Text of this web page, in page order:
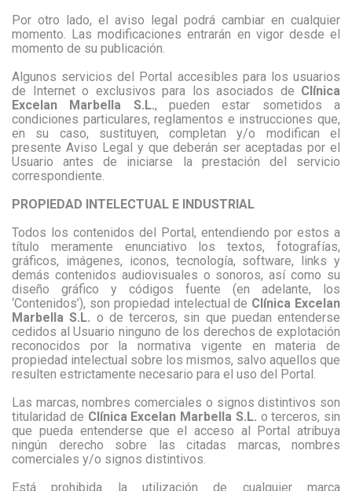
Por otro lado, el aviso legal podrá cambiar en cualquier
momento. Las modificaciones entrarán en vigor desde el
momento de su publicación.
Algunos servicios del Portal accesibles para los usuarios
de Internet o exclusivos para los asociados de Clínica
Excelan Marbella S.L., pueden estar sometidos a
condiciones particulares, reglamentos e instrucciones que,
en su caso, sustituyen, completan y/o modifican el
presente Aviso Legal y que deberán ser aceptadas por el
Usuario antes de iniciarse la prestación del servicio
correspondiente.
PROPIEDAD INTELECTUAL E INDUSTRIAL
Todos los contenidos del Portal, entendiendo por estos a
título meramente enunciativo los textos, fotografías,
gráficos, imágenes, iconos, tecnología, software, links y
demás contenidos audiovisuales o sonoros, así como su
diseño gráfico y códigos fuente (en adelante, los
‘Contenidos’), son propiedad intelectual de Clínica Excelan
Marbella S.L. o de terceros, sin que puedan entenderse
cedidos al Usuario ninguno de los derechos de explotación
reconocidos por la normativa vigente en materia de
propiedad intelectual sobre los mismos, salvo aquellos que
resulten estrictamente necesario para el uso del Portal.
Las marcas, nombres comerciales o signos distintivos son
titularidad de Clínica Excelan Marbella S.L. o terceros, sin
que pueda entenderse que el acceso al Portal atribuya
ningún derecho sobre las citadas marcas, nombres
comerciales y/o signos distintivos.
Está prohibida la utilización de cualquier marca